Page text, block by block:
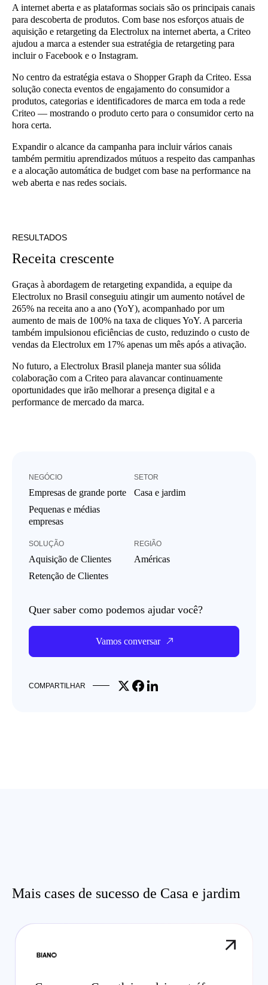
NEGÓCIO
Empresas de grande porte
Pequenas e médias
empresas
SETOR
Casa e jardim
SOLUÇÃO
Aquisição de Clientes
Retenção de Clientes
REGIÃO
Américas
Quer saber como podemos ajudar você?
Vamos conversar
COMPARTILHAR Share on X
Share on Facebook
Share on LinkedIn
A internet aberta e as plataformas sociais são os principais canais
para descoberta de produtos. Com base nos esforços atuais de
aquisição e retargeting da Electrolux na internet aberta, a Criteo
ajudou a marca a estender sua estratégia de retargeting para
incluir o Facebook e o Instagram.
No centro da estratégia estava o Shopper Graph da Criteo. Essa
solução conecta eventos de engajamento do consumidor a
produtos, categorias e identificadores de marca em toda a rede
Criteo — mostrando o produto certo para o consumidor certo na
hora certa.
Expandir o alcance da campanha para incluir vários canais
também permitiu aprendizados mútuos a respeito das campanhas
e a alocação automática de budget com base na performance na
web aberta e nas redes sociais.
RESULTADOS
Receita crescente
Graças à abordagem de retargeting expandida, a equipe da
Electrolux no Brasil conseguiu atingir um aumento notável de
265% na receita ano a ano (YoY), acompanhado por um
aumento de mais de 100% na taxa de cliques YoY. A parceria
também impulsionou eficiências de custo, reduzindo o custo de
vendas da Electrolux em 17% apenas um mês após a ativação.
No futuro, a Electrolux Brasil planeja manter sua sólida
colaboração com a Criteo para alavancar continuamente
oportunidades que irão melhorar a presença digital e a
performance de mercado da marca.
Mais cases de sucesso de Casa e jardim